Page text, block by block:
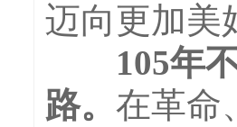
迈向更加美
105年不
路。 在革命